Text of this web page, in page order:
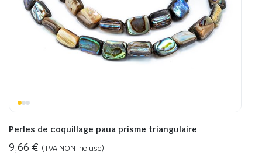
Perles de coquillage paua prisme triangulaire
9,66 € (TVA NON incluse)